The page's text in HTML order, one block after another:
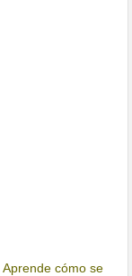
Aprende cómo se